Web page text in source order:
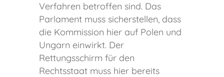
Verfahren betroffen sind. Das
Parlament muss sicherstellen, dass
die Kommission hier auf Polen und
Ungarn einwirkt. Der
Rettungsschirm für den
Rechtsstaat muss hier bereits